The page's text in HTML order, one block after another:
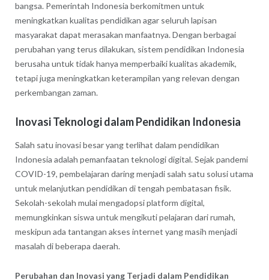
bangsa. Pemerintah Indonesia berkomitmen untuk
meningkatkan kualitas pendidikan agar seluruh lapisan
masyarakat dapat merasakan manfaatnya. Dengan berbagai
perubahan yang terus dilakukan, sistem pendidikan Indonesia
berusaha untuk tidak hanya memperbaiki kualitas akademik,
tetapi juga meningkatkan keterampilan yang relevan dengan
perkembangan zaman.
Inovasi Teknologi dalam Pendidikan Indonesia
Salah satu inovasi besar yang terlihat dalam pendidikan
Indonesia adalah pemanfaatan teknologi digital. Sejak pandemi
COVID-19, pembelajaran daring menjadi salah satu solusi utama
untuk melanjutkan pendidikan di tengah pembatasan fisik.
Sekolah-sekolah mulai mengadopsi platform digital,
memungkinkan siswa untuk mengikuti pelajaran dari rumah,
meskipun ada tantangan akses internet yang masih menjadi
masalah di beberapa daerah.
Perubahan dan Inovasi yang Terjadi dalam Pendidikan